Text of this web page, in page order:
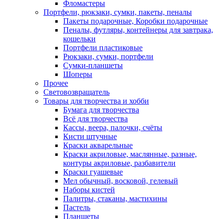
Фломастеры
Портфели, рюкзаки, сумки, пакеты, пеналы
Пакеты подарочные, Коробки подарочные
Пеналы, футляры, контейнеры для завтрака,
кошельки
Портфели пластиковые
Рюкзаки, сумки, портфели
Сумки-планшеты
Шоперы
Прочее
Световозвращатель
Товары для творчества и хобби
Бумага для творчества
Всё для творчества
Кассы, веера, палочки, счёты
Кисти штучные
Краски акварельные
Краски акриловые, маслянные, разные,
контуры акриловые, разбавители
Краски гуашевые
Мел обычный, восковой, гелевый
Наборы кистей
Палитры, стаканы, мастихины
Пастель
Планшеты